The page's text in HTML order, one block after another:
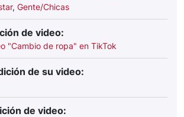
, Gente/Chicas
de video:
"Cambio de ropa" en TikTok
de su video:
de video: